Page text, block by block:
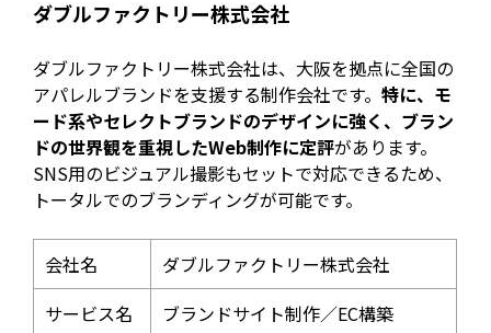
ダブルファクトリー株式会社
ダブルファクトリー株式会社は、大阪を拠点に全国の
アパレルブランドを支援する制作会社です。特に、モ
ード系やセレクトブランドのデザインに強く、ブラン
ドの世界観を重視したWeb制作に定評があります。
SNS用のビジュアル撮影もセットで対応できるため、
トータルでのブランディングが可能です。
会社名
ダブルファクトリー株式会社
サービス名
ブランドサイト制作／EC構築